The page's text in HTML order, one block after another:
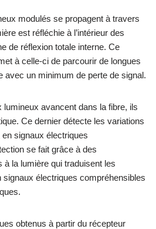
modulés se propagent à travers
est réfléchie à l’intérieur des
de réflexion totale interne. Ce
à celle-ci de parcourir de longues
avec un minimum de perte de signal.
avancent dans la fibre, ils
Ce dernier détecte les variations
signaux électriques
se fait grâce à des
à la lumière qui traduisent les
électriques compréhensibles
obtenus à partir du récepteur